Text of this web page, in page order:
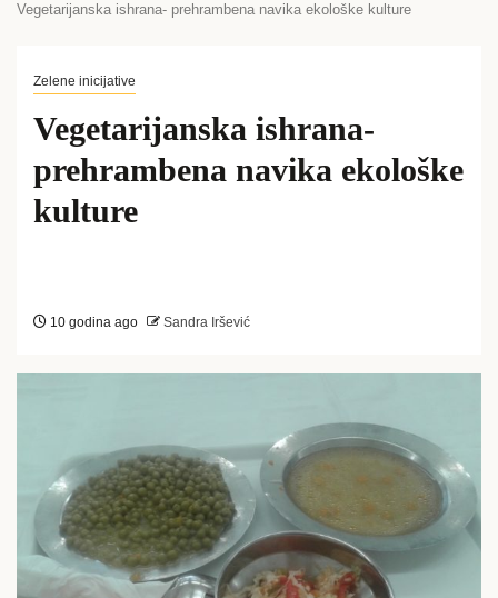
Vegetarijanska ishrana- prehrambena navika ekološke kulture
Zelene inicijative
Vegetarijanska ishrana-
prehrambena navika ekološke
kulture
10 godina ago Sandra Iršević